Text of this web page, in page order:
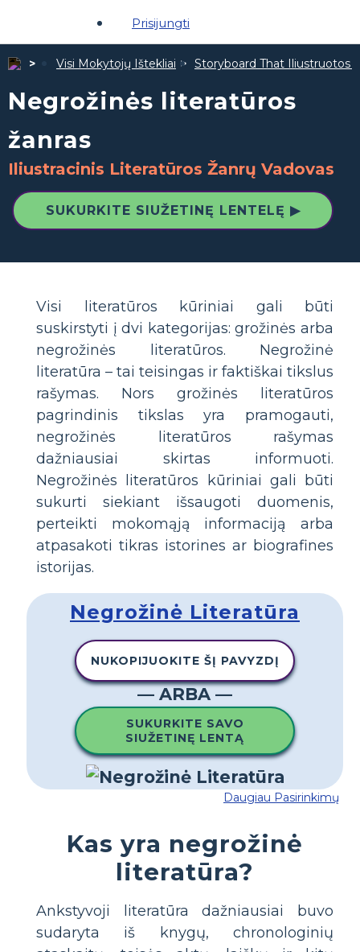
Prisijungti
Visi Mokytojų Ištekliai Storyboard That Iliustruotos
Negrožinės literatūros
žanras
Iliustracinis Literatūros Žanrų Vadovas
SUKURKITE SIUŽETINĘ LENTELĘ ▶
Visi literatūros kūriniai gali būti
suskirstyti į dvi kategorijas: grožinės arba
negrožinės literatūros. Negrožinė
literatūra – tai teisingas ir faktiškai tikslus
rašymas. Nors grožinės literatūros
pagrindinis tikslas yra pramogauti,
negrožinės literatūros rašymas
dažniausiai skirtas informuoti.
Negrožinės literatūros kūriniai gali būti
sukurti siekiant išsaugoti duomenis,
perteikti mokomąją informaciją arba
atpasakoti tikras istorines ar biografines
istorijas.
Negrožinė Literatūra
NUKOPIJUOKITE ŠĮ PAVYZDĮ
— ARBA —
SUKURKITE SAVO
SIUŽETINĘ LENTĄ
Daugiau Pasirinkimų
Kas yra negrožinė
literatūra?
Ankstyvoji literatūra dažniausiai buvo
sudaryta iš knygų, chronologinių